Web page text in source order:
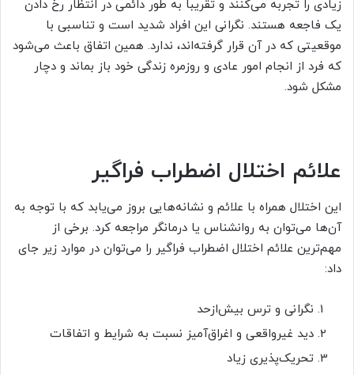
زیادی را تجربه می‌کنند و تقریبا به طور دائمی در انتظار رخ دادن
یک فاجعه هستند. نگرانی این افراد شدید است و تناسبی با
موقعیتی که در آن قرار گرفته‌اند، ندارد. همین اتفاق باعث می‌شود
که فرد از انجام امور عادی و روزمره زندگی خود باز بماند و دچار
مشکل شود.
علائم اختلال اضطراب فراگیر
این اختلال همراه با علائم و نشانه‌هایی بروز می‌یابد که با توجه به
آن‌ها می‌توان به روانشناس یا درمانگر مراجعه کرد. برخی از
مهم‌ترین علائم اختلال اضطراب فراگیر را می‌توان در موارد زیر جای
داد:
نگرانی و ترس بیش‌ازحد
دید غیرواقعی و اغراق‌آمیز نسبت به شرایط و اتفاقات
تحریک‌پذیری زیاد